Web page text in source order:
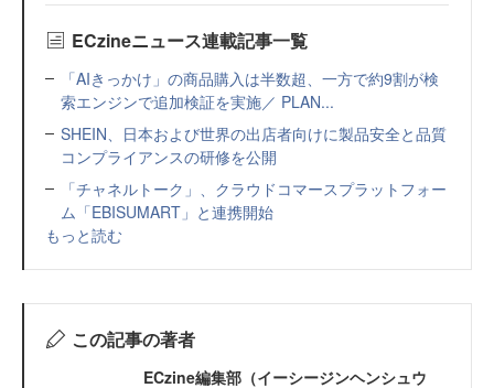
ECzineニュース連載記事一覧
「AIきっかけ」の商品購入は半数超、一方で約9割が検
索エンジンで追加検証を実施／ PLAN...
SHEIN、日本および世界の出店者向けに製品安全と品質
コンプライアンスの研修を公開
「チャネルトーク」、クラウドコマースプラットフォー
ム「EBISUMART」と連携開始
もっと読む
この記事の著者
ECzine編集部（イーシージンヘンシュウ